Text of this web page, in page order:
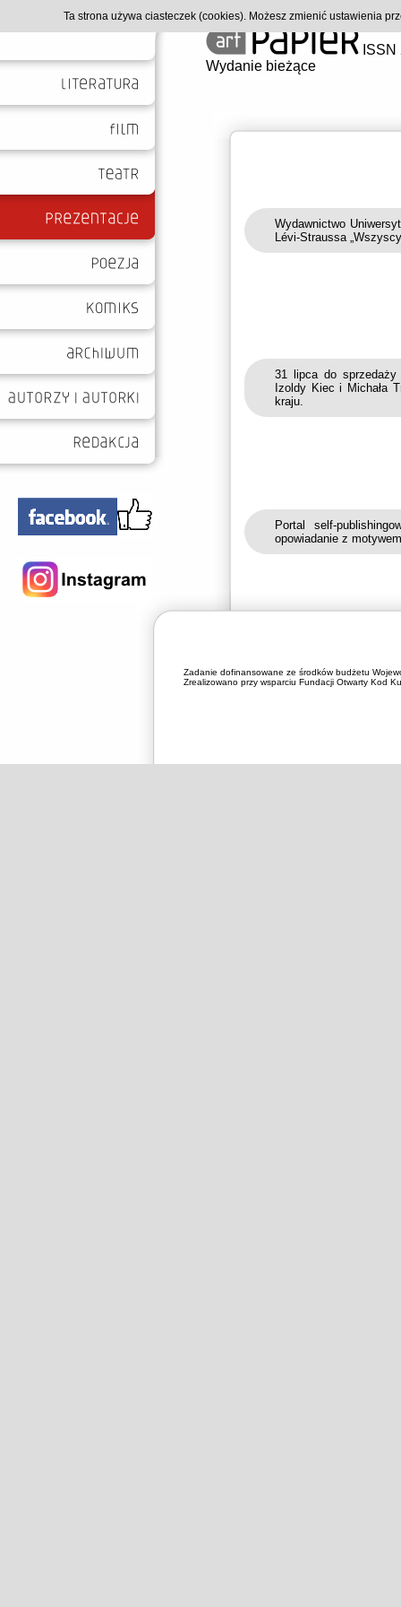
Wydanie bieżące
Wydawnictwo
Lévi-Straussa
31 lipca do
Izoldy Kiec i Michała
kraju.
Portal self-
opowiadanie z
Zadanie dofinansowane ze środków budżetu
Zrealizowano przy wsparciu Fundacji Otwarty Kod
Ta strona używa ciasteczek (cookies). Możesz zmienić ustawienia